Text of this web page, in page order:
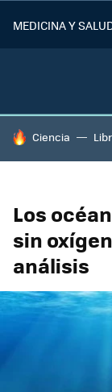
MEDICINA Y
HOY SE HABLA
Ciencia
Los
sin
análisis